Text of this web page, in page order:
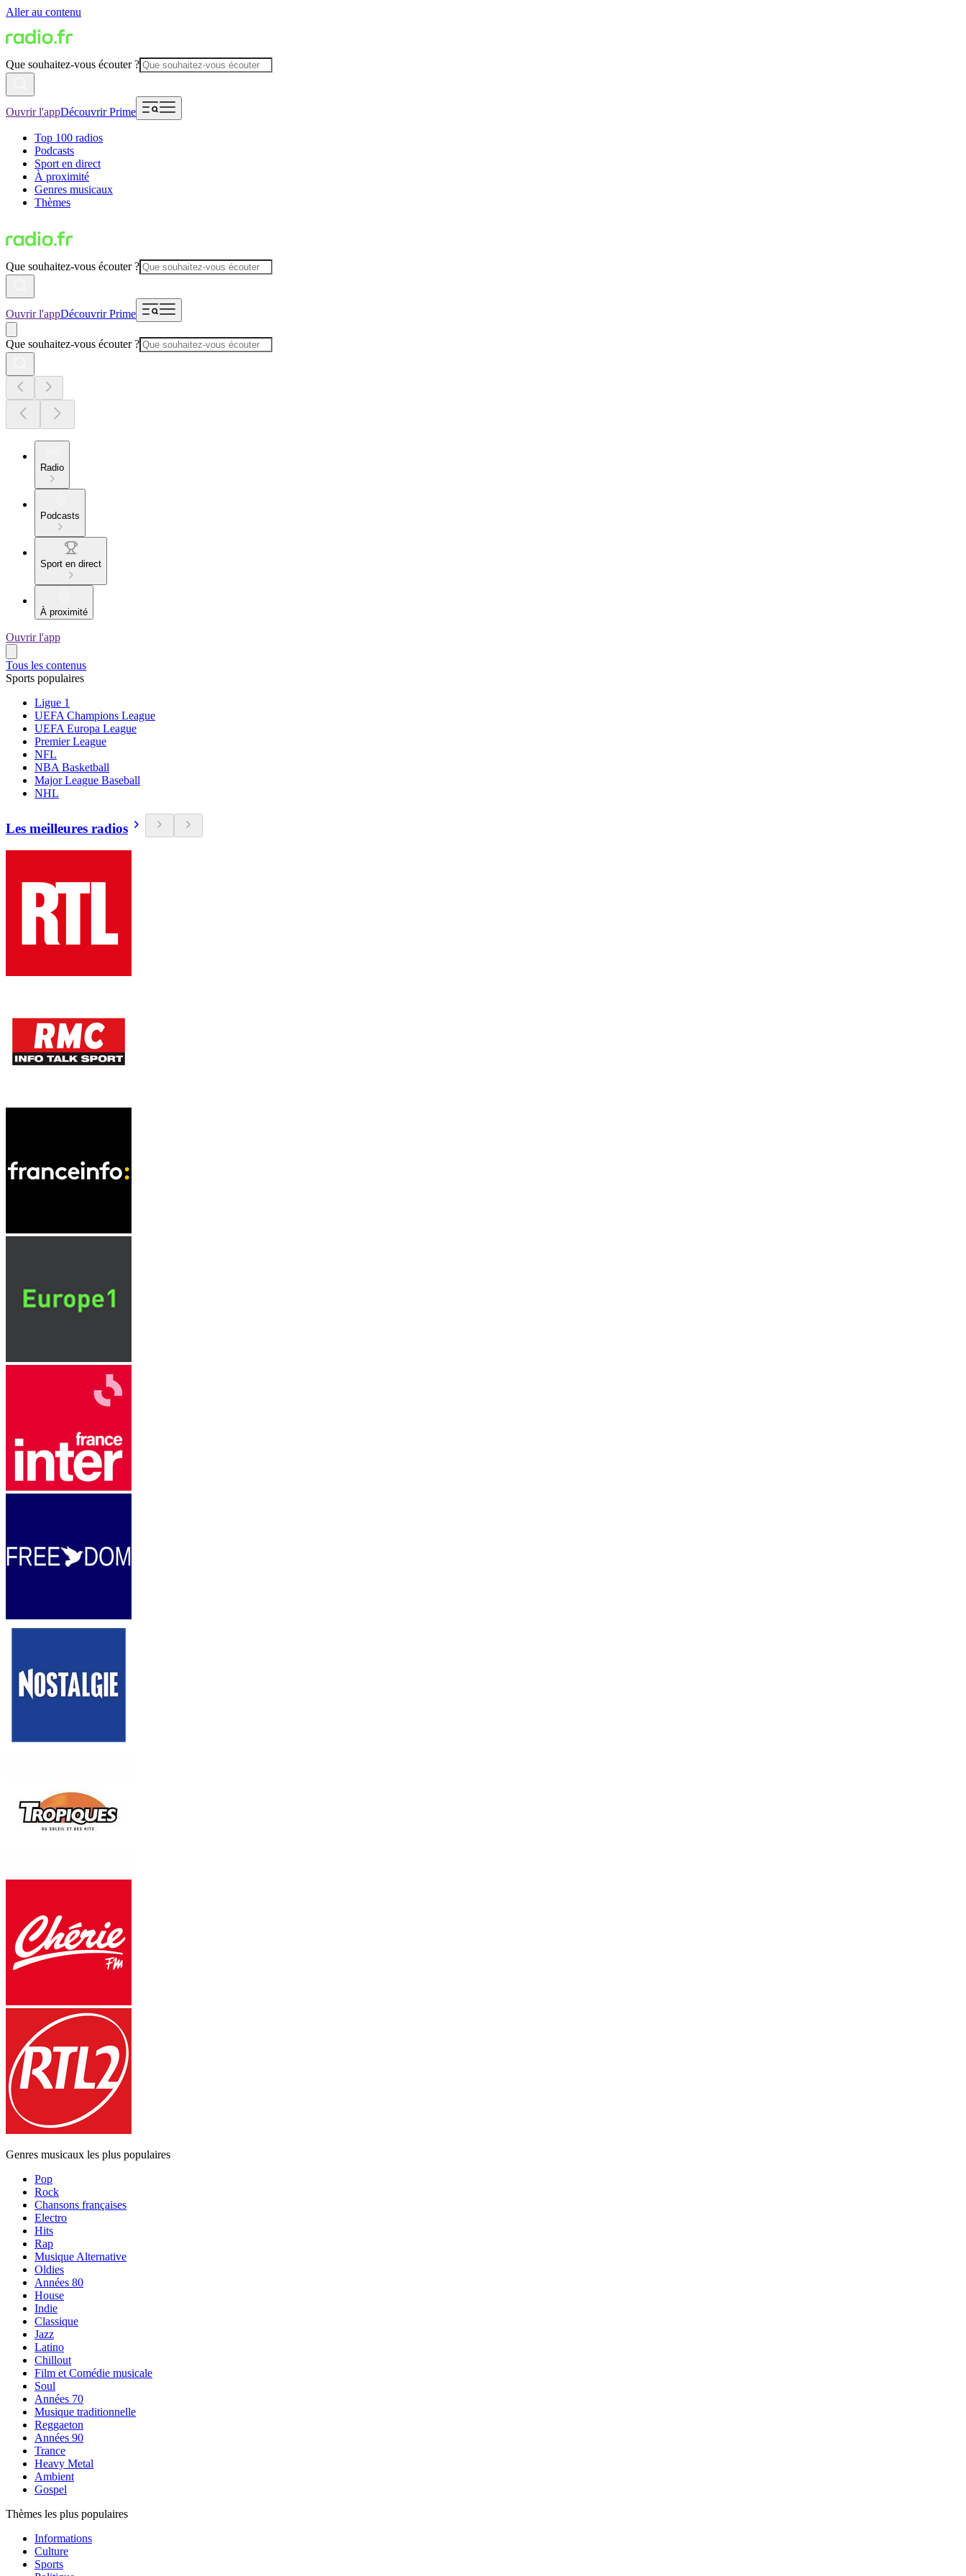
Aller au contenu
Que souhaitez-vous écouter ?
Ouvrir l'appDécouvrir Prime
Top 100 radios
Podcasts
Sport en direct
À proximité
Genres musicaux
Thèmes
Que souhaitez-vous écouter ?
Ouvrir l'appDécouvrir Prime
Que souhaitez-vous écouter ?
Radio
Podcasts
Sport en direct
À proximité
Ouvrir l'app
Tous les contenus
Sports populaires
Ligue 1
UEFA Champions League
UEFA Europa League
Premier League
NFL
NBA Basketball
Major League Baseball
NHL
Les meilleures radios
Genres musicaux les plus populaires
Pop
Rock
Chansons françaises
Electro
Hits
Rap
Musique Alternative
Oldies
Années 80
House
Indie
Classique
Jazz
Latino
Chillout
Film et Comédie musicale
Soul
Années 70
Musique traditionnelle
Reggaeton
Années 90
Trance
Heavy Metal
Ambient
Gospel
Thèmes les plus populaires
Informations
Culture
Sports